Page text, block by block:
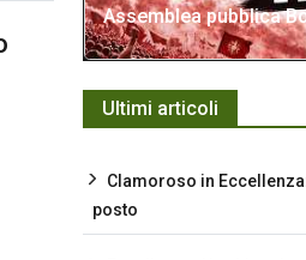
Assemblea pubblica
Ultimi articoli
Clamoroso in
posto